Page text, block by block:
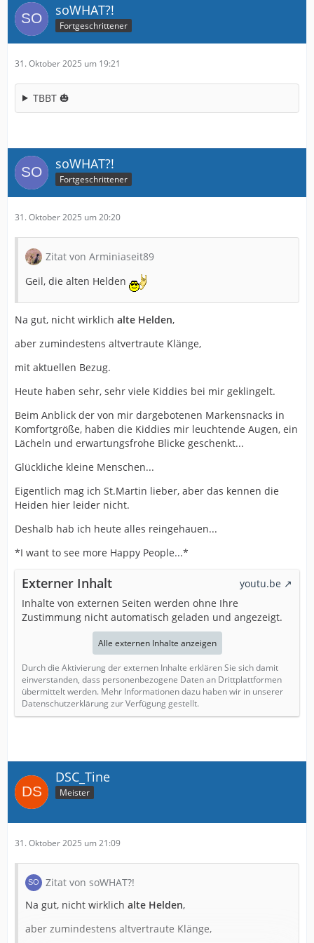
soWHAT?!
Fortgeschrittener
31. Oktober 2025 um 19:21
TBBT 🎃
soWHAT?!
Fortgeschrittener
31. Oktober 2025 um 20:20
Zitat von Arminiaseit89
Geil, die alten Helden
Na gut, nicht wirklich alte Helden,
aber zumindestens altvertraute Klänge,
mit aktuellen Bezug.
Heute haben sehr, sehr viele Kiddies bei mir geklingelt.
Beim Anblick der von mir dargebotenen Markensnacks in
Komfortgröße, haben die Kiddies mir leuchtende Augen, ein
Lächeln und erwartungsfrohe Blicke geschenkt...
Glückliche kleine Menschen...
Eigentlich mag ich St.Martin lieber, aber das kennen die
Heiden hier leider nicht.
Deshalb hab ich heute alles reingehauen...
*I want to see more Happy People...*
Externer Inhalt
youtu.be
Inhalte von externen Seiten werden ohne Ihre
Zustimmung nicht automatisch geladen und angezeigt.
Alle externen Inhalte anzeigen
Durch die Aktivierung der externen Inhalte erklären Sie sich damit
einverstanden, dass personenbezogene Daten an Drittplattformen
übermittelt werden. Mehr Informationen dazu haben wir in unserer
Datenschutzerklärung zur Verfügung gestellt.
DSC_Tine
Meister
31. Oktober 2025 um 21:09
Zitat von soWHAT?!
Na gut, nicht wirklich alte Helden,
aber zumindestens altvertraute Klänge,